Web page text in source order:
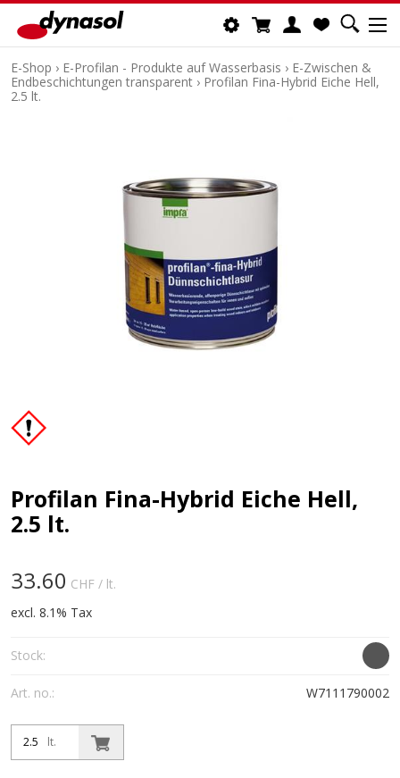
E-Shop › E-Profilan - Produkte auf Wasserbasis › E-Zwischen &
Endbeschichtungen transparent › Profilan Fina-Hybrid Eiche Hell,
2.5 lt.
Profilan Fina-Hybrid Eiche Hell,
2.5 lt.
33.60 CHF / lt.
excl. 8.1% Tax
Stock:
Art. no.: W7111790002
lt.